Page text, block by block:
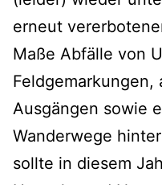
erneut
Maße Abfälle von
Ausgängen sowie
Wanderwege
sollte in diesem